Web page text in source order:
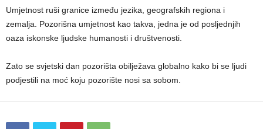
Umjetnost ruši granice između jezika, geografskih regiona i
zemalja. Pozorišna umjetnost kao takva, jedna je od posljednjih
oaza iskonske ljudske humanosti i društvenosti.
Zato se svjetski dan pozorišta obilježava globalno kako bi se ljudi
podjestili na moć koju pozorište nosi sa sobom.